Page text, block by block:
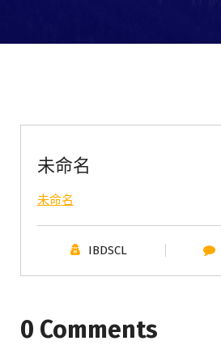
未命名
未命名
IBDSCL
0 Comments